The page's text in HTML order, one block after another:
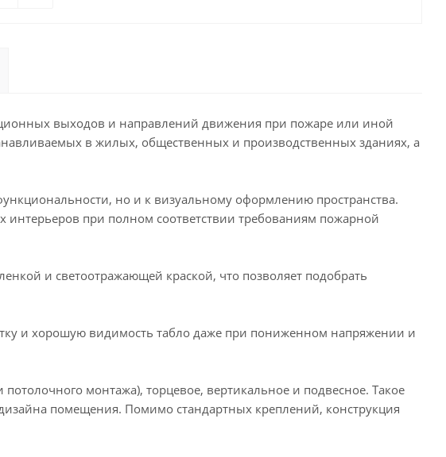
выходов и направлений движения при пожаре или иной
в жилых, общественных и производственных зданиях, а
но и к визуальному оформлению пространства.
при полном соответствии требованиям пожарной
и светоотражающей краской, что позволяет подобрать
и хорошую видимость табло даже при пониженном напряжении и
монтажа), торцевое, вертикальное и подвесное. Такое
помещения. Помимо стандартных креплений, конструкция